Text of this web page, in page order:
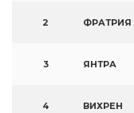
2 ФРАТРИЯ
3 ЯНТРА
4 ВИХРЕН